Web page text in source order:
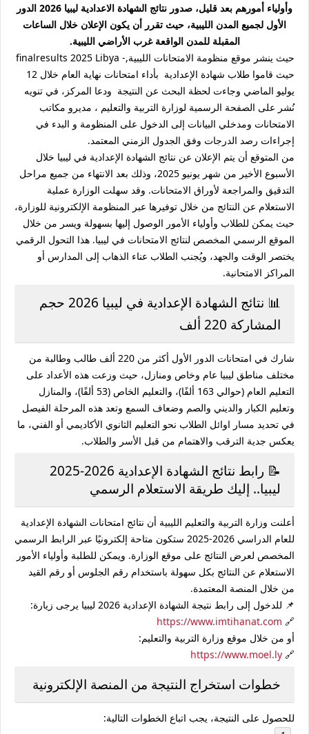
وأولياء أمورهم
بعد قليل، صدور نتائج الشهادة الاعدادية ليبيا 2026 الدور
الأول لجميع المدن الليبية، حيث تقرر أن يكون الإعلان خلال الساعات
المقبلة للمدن الواقعة غرب الأراضي الليبية.
حيث ينشر موقع منظومة الامتحانات الليبية,- finalresults 2025 Libya
حيث قاموا طلاب شهادة الإعدادية بأداء امتحانات نهاية العام خلال 12
يوليو الماضي وجاءت لحظة البحث عن النتيجة ودعا المركز، في تنويه
نُشر على الصفحة الرسمية لوزارة التربية والتعليم ، مديرو مكاتب
الامتحانات ومدخلي البيانات إلى الدخول على المنظومة و البدء في
إجراءات رصد الدرجات وفق الجدول الزمني المعتمد.
من المتوقع أن يتم الإعلان عن نتائج الشهادة الإعدادية في ليبيا خلال
الأسبوع الأخير من شهر يونيو 2025، وذلك بعد الانتهاء من جميع مراحل
التدقيق والمراجعة لأوراق الامتحانات. وقد سهلت الوزارة عملية
الاستعلام عن النتائج من خلال توفيرها عبر المنظومة الإلكترونية للوزارة،
حيث يمكن للطلاب وأولياء الأمور الوصول إليها بسهولة ويسر من خلال
الموقع الرسمي المخصص لنتائج الامتحانات في ليبيا. هذا التحول الرقمي
يختصر الوقت والجهد، ويُجنب الطلاب عناء الذهاب إلى المدارس أو
المراكز الامتحانية.
📊 نتائج الشهادة الإعدادية في ليبيا 2026 حجم
المشاركة 220 ألف
شارك في امتحانات الدور الأول أكثر من 220 ألف طالب وطالبة
من
مختلف مناطق ليبيا عام وخاص ومنازل، حيث وزعت هذه الأعداد على
التعليم العام (حوالي 163 ألفًا)، والتعليم الخاص (53 ألفًا)، والمنازل
وتعليم الكبار والديني والصم وضعاف السمع وتعد هذه المرحلة الفيصل
في تحديد مسار اوائل الطلاب نحو التعليم الثانوي الأكاديمي أو الفني، ما
يعكس جدية الترقب والاهتمام من قبل الأسر والطلاب.
📝 رابط نتائج الشهادة الإعدادية 2026-2025
ليبيا.. إليك طريقة الاستعلام الرسمي
أعلنت وزارة التربية والتعليم الليبية أن نتائج امتحانات الشهادة الإعدادية
للعام الدراسي 2026-2025
ستكون متاحة إلكترونيًا عبر الرابط الرسمي
المخصص لعرض النتائج على موقع الوزارة. ويمكن للطلبة وأولياء الأمور
الاستعلام عن النتائج بكل سهولة باستخدام رقم الجلوس أو رقم القيد
من خلال المنصة المعتمدة.
📌 للدخول إلى رابط نتيجة الشهادة الإعدادية 2026 ليبيا
يرجى زيارة:
🔗
https://www.imtihanat.com
أو من خلال موقع وزارة التربية والتعليم:
🔗
https://www.moel.ly
خطوات استخراج النتيجة من المنصة الإلكترونية
للحصول على النتيجة، يجب اتباع الخطوات التالية: